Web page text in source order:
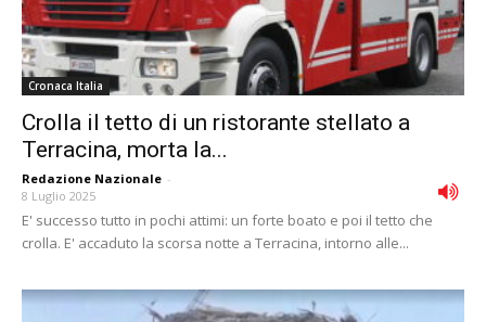
Cronaca Italia
Crolla il tetto di un ristorante stellato a
Terracina, morta la...
Redazione Nazionale -
8 Luglio 2025
E' successo tutto in pochi attimi: un forte boato e poi il tetto che
crolla. E' accaduto la scorsa notte a Terracina, intorno alle...